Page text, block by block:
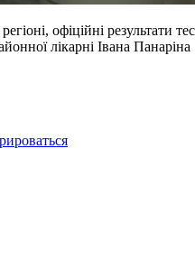
офіційні результати
лікарні Івана Панаріна